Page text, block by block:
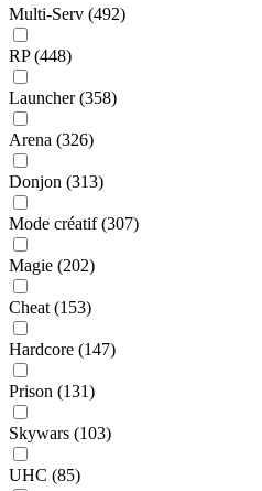
Multi-Serv (492)
RP(448)
Launcher(358)
Arena (326)
Donjon (313)
Mode créatif(307)
Magie (202)
Cheat (153)
Hardcore (147)
Prison (131)
Skywars (103)
UHC (85)